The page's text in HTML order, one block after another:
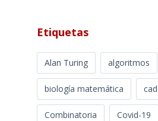
Etiquetas
Alan Turing algoritmos
biología matemática
Combinatoria Covid-19